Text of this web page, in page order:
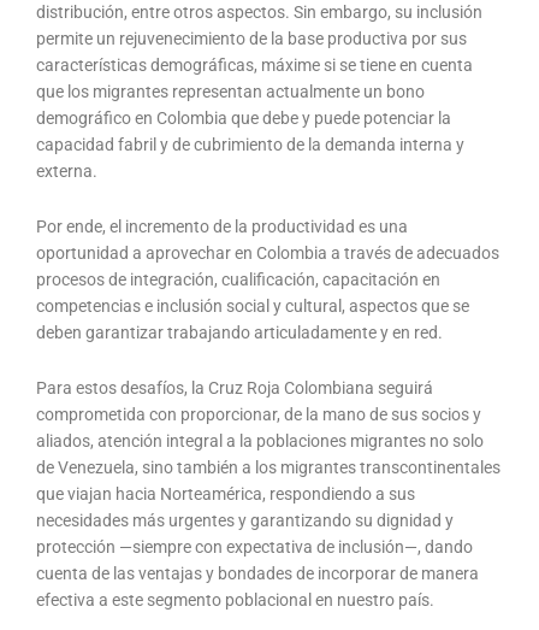
distribución, entre otros aspectos. Sin embargo, su inclusión
permite un rejuvenecimiento de la base productiva por sus
características demográficas, máxime si se tiene en cuenta
que los migrantes representan actualmente un bono
demográfico en Colombia que debe y puede potenciar la
capacidad fabril y de cubrimiento de la demanda interna y
externa.
Por ende, el incremento de la productividad es una
oportunidad a aprovechar en Colombia a través de adecuados
procesos de integración, cualificación, capacitación en
competencias e inclusión social y cultural, aspectos que se
deben garantizar trabajando articuladamente y en red.
Para estos desafíos, la Cruz Roja Colombiana seguirá
comprometida con proporcionar, de la mano de sus socios y
aliados, atención integral a la poblaciones migrantes no solo
de Venezuela, sino también a los migrantes transcontinentales
que viajan hacia Norteamérica, respondiendo a sus
necesidades más urgentes y garantizando su dignidad y
protección —siempre con expectativa de inclusión—, dando
cuenta de las ventajas y bondades de incorporar de manera
efectiva a este segmento poblacional en nuestro país.